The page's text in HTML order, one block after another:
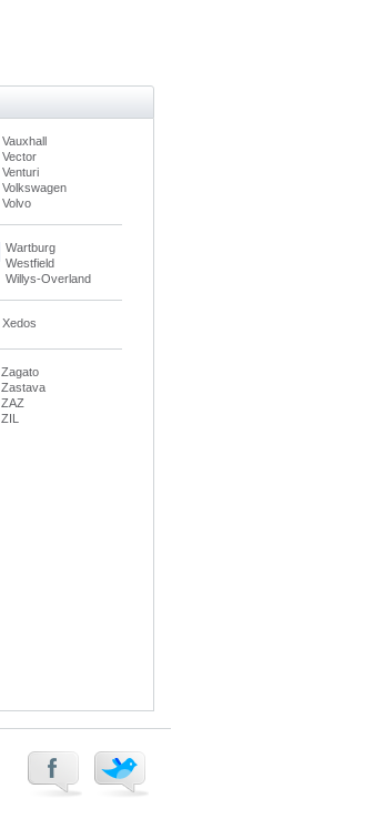
Vauxhall
Vector
Venturi
Volkswagen
Volvo
Wartburg
Westfield
Willys-Overland
Xedos
Zagato
Zastava
ZAZ
ZIL